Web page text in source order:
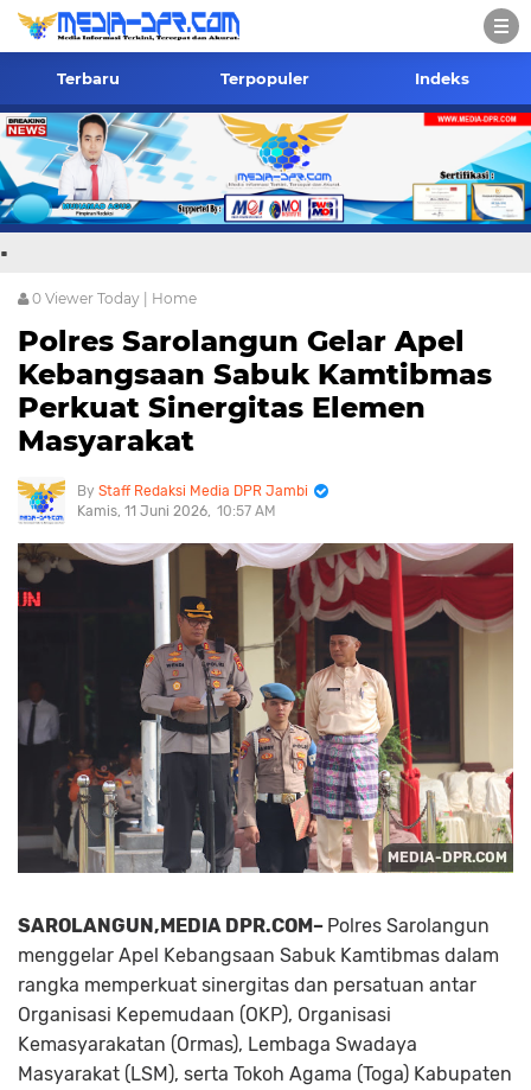
Terbaru Terpopuler Indeks
.
0 Viewer Today | Home
Polres Sarolangun Gelar Apel
Kebangsaan Sabuk Kamtibmas
Perkuat Sinergitas Elemen
Masyarakat
Staff Redaksi Media DPR Jambi
Kamis, 11 Juni 2026 10:57 AM
SAROLANGUN,MEDIA DPR.COM– Polres Sarolangun
menggelar Apel Kebangsaan Sabuk Kamtibmas dalam
rangka memperkuat sinergitas dan persatuan antar
Organisasi Kepemudaan (OKP), Organisasi
Kemasyarakatan (Ormas), Lembaga Swadaya
Masyarakat (LSM), serta Tokoh Agama (Toga) Kabupaten